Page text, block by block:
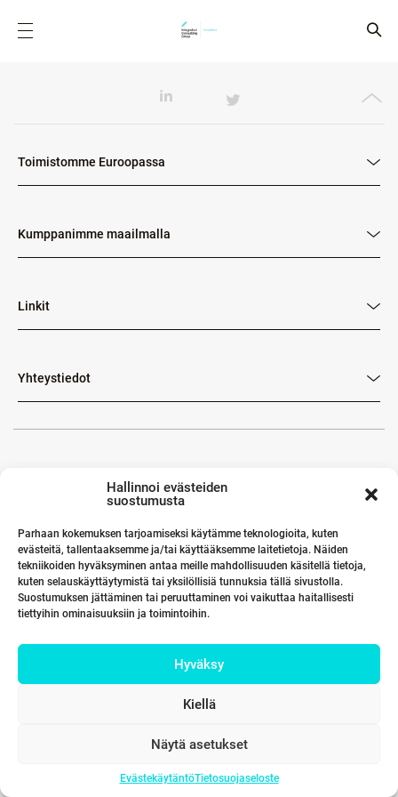
Hallinnoi evästeiden
suostumusta
Parhaan kokemuksen tarjoamiseksi käytämme teknologioita, kuten
evästeitä, tallentaaksemme ja/tai käyttääksemme laitetietoja. Näiden
tekniikoiden hyväksyminen antaa meille mahdollisuuden käsitellä tietoja,
kuten selauskäyttäytymistä tai yksilöllisiä tunnuksia tällä sivustolla.
Suostumuksen jättäminen tai peruuttaminen voi vaikuttaa haitallisesti
tiettyihin ominaisuuksiin ja toimintoihin.
Hyväksy
Kiellä
Näytä asetukset
EvästekäytäntöTietosuojaseloste
Toimistomme Euroopassa
Kumppanimme maailmalla
Linkit
Yhteystiedot